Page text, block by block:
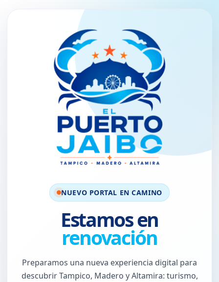
NUEVO PORTAL EN CAMINO
Estamos en
renovación
Preparamos una nueva experiencia digital para
descubrir Tampico, Madero y Altamira: turismo,